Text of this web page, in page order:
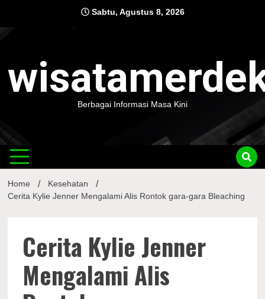
content
Sabtu, Agustus 8, 2026
Berbagai Informasi Masa Kini
Home
Kesehatan
Cerita Kylie Jenner Mengalami Alis Rontok gara-gara Bleaching
Cerita Kylie Jenner
Mengalami Alis